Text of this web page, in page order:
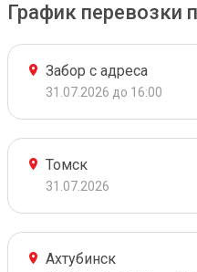
График перевозки
Забор с адреса
31.07.2026 до 16:00
Томск
31.07.2026
Ахтубинск